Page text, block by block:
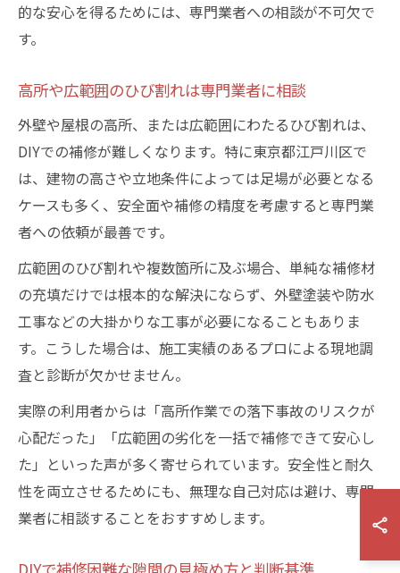
的な安心を得るためには、専門業者への相談が不可欠で
す。
高所や広範囲のひび割れは専門業者に相談
外壁や屋根の高所、または広範囲にわたるひび割れは、
DIYでの補修が難しくなります。特に東京都江戸川区で
は、建物の高さや立地条件によっては足場が必要となる
ケースも多く、安全面や補修の精度を考慮すると専門業
者への依頼が最善です。
広範囲のひび割れや複数箇所に及ぶ場合、単純な補修材
の充填だけでは根本的な解決にならず、外壁塗装や防水
工事などの大掛かりな工事が必要になることもありま
す。こうした場合は、施工実績のあるプロによる現地調
査と診断が欠かせません。
実際の利用者からは「高所作業での落下事故のリスクが
心配だった」「広範囲の劣化を一括で補修できて安心し
た」といった声が多く寄せられています。安全性と耐久
性を両立させるためにも、無理な自己対応は避け、専門
業者に相談することをおすすめします。